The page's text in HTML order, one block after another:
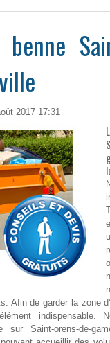
benne
2017 17:31
Afin de garder la zone
indispensable.
sur Saint-orens-de-